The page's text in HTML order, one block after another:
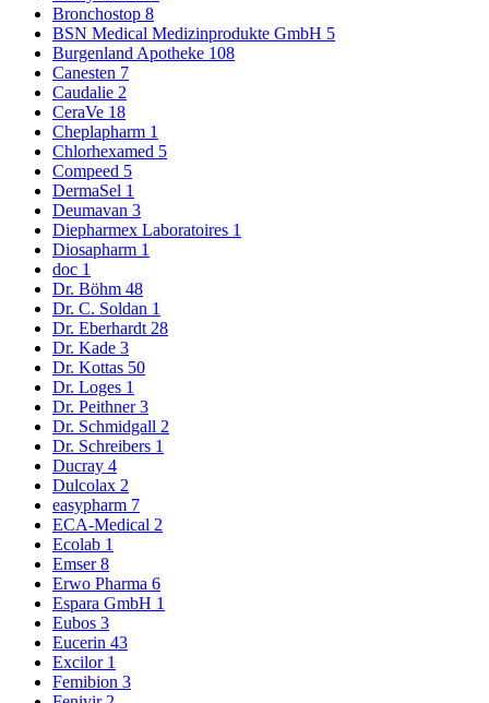
Bronchostop 8
BSN Medical Medizinprodukte GmbH 5
Burgenland Apotheke 108
Canesten 7
Caudalie 2
CeraVe 18
Cheplapharm 1
Chlorhexamed 5
Compeed 5
DermaSel 1
Deumavan 3
Diepharmex Laboratoires 1
Diosapharm 1
doc 1
Dr. Böhm 48
Dr. C. Soldan 1
Dr. Eberhardt 28
Dr. Kade 3
Dr. Kottas 50
Dr. Loges 1
Dr. Peithner3
Dr. Schmidgall 2
Dr. Schreibers 1
Ducray 4
Dulcolax 2
easypharm 7
ECA-Medical 2
Ecolab 1
Emser8
Erwo Pharma 6
Espara GmbH 1
Eubos 3
Eucerin 43
Excilor 1
Femibion 3